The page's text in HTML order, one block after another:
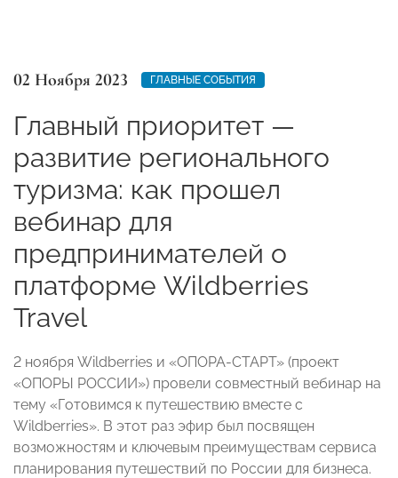
02 Ноября 2023 ГЛАВНЫЕ СОБЫТИЯ
Главный приоритет —
развитие регионального
туризма: как прошел
вебинар для
предпринимателей о
платформе Wildberries
Travel
2 ноября Wildberries и «ОПОРА-СТАРТ» (проект
«ОПОРЫ РОССИИ») провели совместный вебинар на
тему «Готовимся к путешествию вместе с
Wildberries». В этот раз эфир был посвящен
возможностям и ключевым преимуществам сервиса
планирования путешествий по России для бизнеса.